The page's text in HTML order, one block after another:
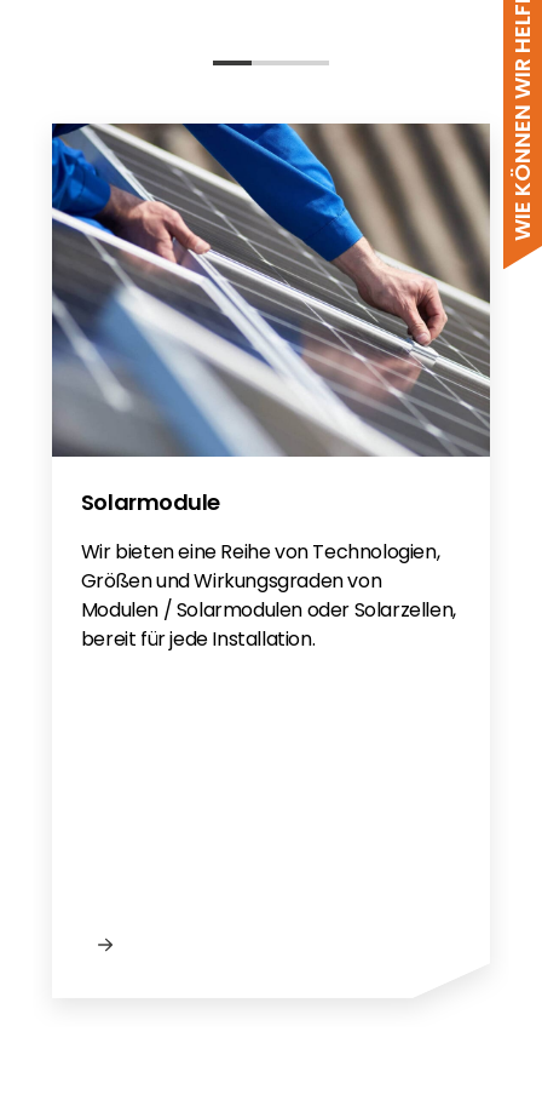
WIE KÖNNEN WIR HELFEN?
Solarmodule
Wir bieten eine Reihe von Technologien,
Größen und Wirkungsgraden von
Modulen / Solarmodulen oder Solarzellen,
bereit für jede Installation.